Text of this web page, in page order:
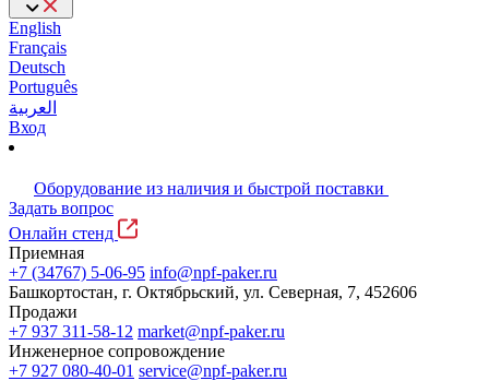
English
Français
Deutsch
Português
العربية
Вход
Оборудование из наличия и быстрой поставки
Задать вопрос
Онлайн стенд
Приемная
+7 (34767) 5-06-95 info@npf-paker.ru
Башкортостан, г. Октябрьский, ул. Северная, 7, 452606
Продажи
+7 937 311-58-12 market@npf-paker.ru
Инженерное сопровождение
+7 927 080-40-01 service@npf-paker.ru